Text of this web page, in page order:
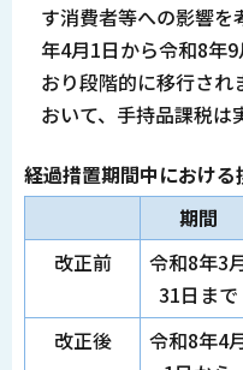
す消費者等への影響を
年4月1日から令和8年
おり段階的に移行され
おいて、手持品課税は
経過措置期間中における
期間
改正前
令和8年3
31日まで
改正後
令和8年4